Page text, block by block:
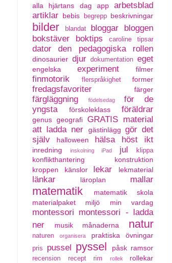
alla hjärtans dag app
arbetsblad
artiklar bebis begrepp beskrivningar
bilder blandat bloggar
bloggen
bokstäver
boktips caroline tipsar
dator den pedagogiska rollen
dinosaurier djur dokumentation eget
engelska experiment filmer
finmotorik flerspråkighet former
fredagsfavoriter färger
färgläggning födelsedag
för de
yngsta
förskoleklass föräldrar
genus geografi GRATIS material
att ladda ner
gästinlägg gör det
själv
halloween hälsa höst ikt
inredning inskolning iPad jul klippa
konflikthantering
konstruktion
kroppen
känslor lekar lekmaterial
länkar läroplan mallar
matematik
matematik skola
materialpaket
miljö min vardag
montessori montessori - ladda
ner
musik månaderna natur
naturen organisera praktiska övningar
pris pussel pyssel påsk ramsor
recension recept rim rollek rollekar